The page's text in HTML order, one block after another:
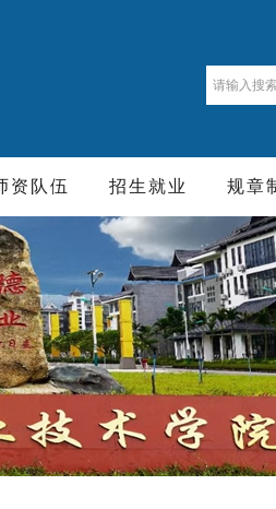
资队伍 招生就业 规章